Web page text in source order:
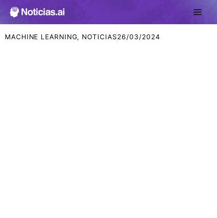
MACHINE LEARNING, NOTICIAS26/03/2024